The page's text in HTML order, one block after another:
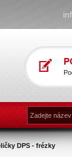
DPS - frézky